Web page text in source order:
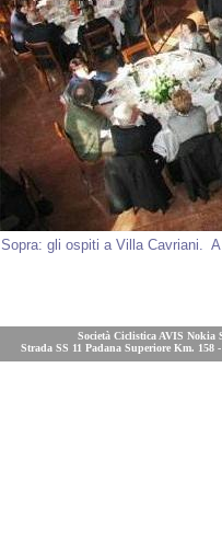
Sopra: gli ospiti a Villa Cavriani.
Società Ciclistica AVIS Nokia
Strada SS 11 Padana Superiore Km. 158